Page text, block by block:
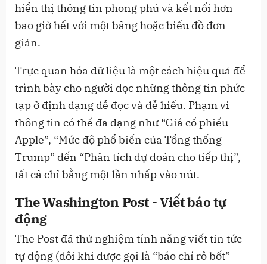
hiển thị thông tin phong phú và kết nối hơn
bao giờ hết với một bảng hoặc biểu đồ đơn
giản.
Trực quan hóa dữ liệu là một cách hiệu quả để
trình bày cho người đọc những thông tin phức
tạp ở định dạng dễ đọc và dễ hiểu. Phạm vi
thông tin có thể đa dạng như “Giá cổ phiếu
Apple”, “Mức độ phổ biến của Tổng thống
Trump” đến “Phân tích dự đoán cho tiếp thị”,
tất cả chỉ bằng một lần nhấp vào nút.
The Washington Post - Viết báo tự
động
The Post đã thử nghiệm tính năng viết tin tức
tự động (đôi khi được gọi là “báo chí rô bốt”